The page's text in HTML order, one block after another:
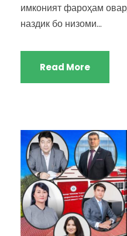
имконият фароҳам
наздик бо низоми...
Read More